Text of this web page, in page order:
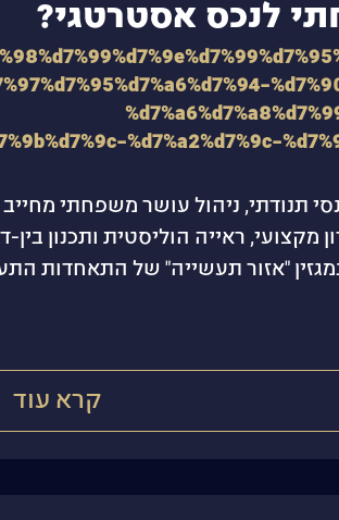
לנכס אסטרטגי?
%d7%a2%d7%9c-
תנודתי, ניהול עושר משפחתי
מקצועי, ראייה הוליסטית ותכנון
"אזור תעשייה" של התאחדות
קרא עוד